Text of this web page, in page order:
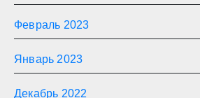
Февраль 2023
Январь 2023
Декабрь 2022